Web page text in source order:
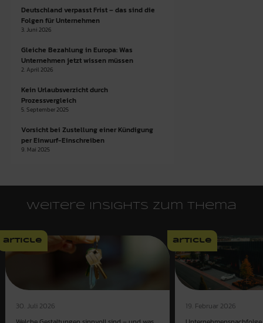
Deutschland verpasst Frist – das sind die
Folgen für Unternehmen
3. Juni 2026
Gleiche Bezahlung in Europa: Was
Unternehmen jetzt wissen müssen
2. April 2026
Kein Urlaubsverzicht durch
Prozessvergleich
5. September 2025
Vorsicht bei Zustellung einer Kündigung
per Einwurf-Einschreiben
9. Mai 2025
Weitere Insights zum Thema
article
30. Juli 2026
article
19. Februar 2026